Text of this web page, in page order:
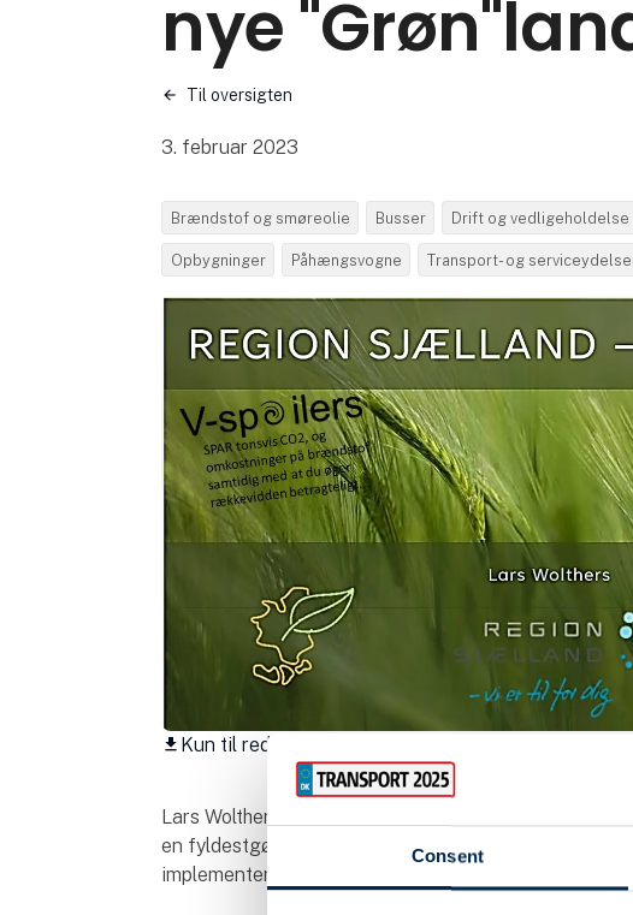
Consent
nye
Til oversigten
3. februar 2023
Brændstof og smøreolie Busser Drift og vedligeholdelse
Opbygninger Påhængsvogne Transport- og
download Kun til redaktionelt brug
Lars Wolthers, driftschef for det kørende materiel
en fyldestgørende rapport , der viser deres
implementeringen af V Spoilers på deres flåde.